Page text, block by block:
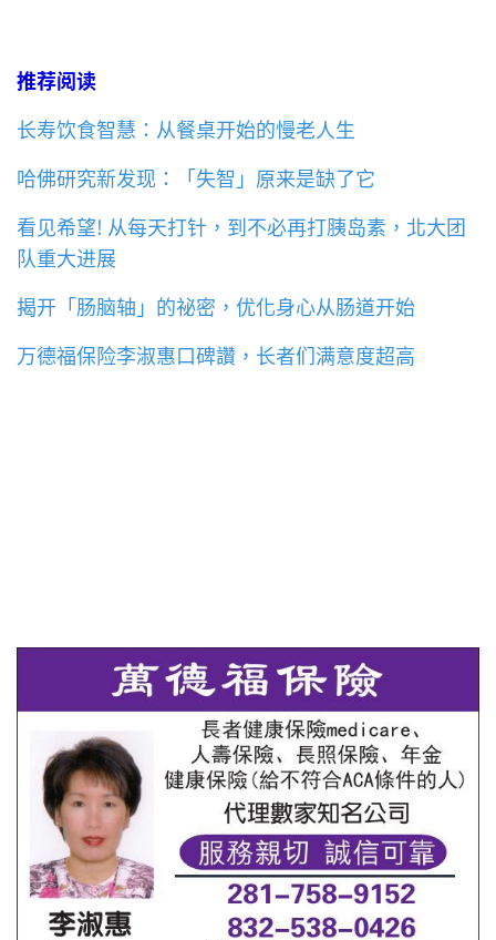
推荐阅读
长寿饮食智慧：从餐桌开始的慢老人生
哈佛研究新发现：「失智」原来是缺了它
看见希望! 从每天打针，到不必再打胰岛素，北大团
队重大进展
揭开「肠脑轴」的祕密，优化身心从肠道开始
万德福保险李淑惠口碑讚，长者们满意度超高